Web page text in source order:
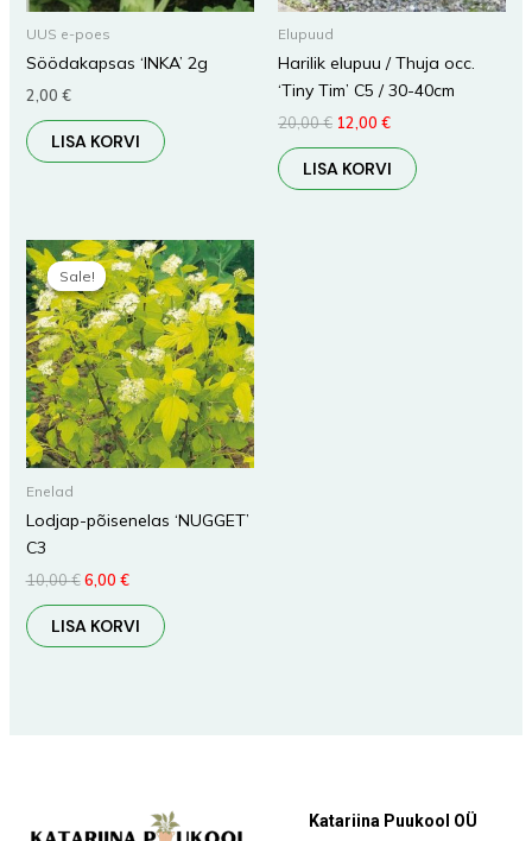
UUS e-poes
Söödakapsas ‘INKA’ 2g
2,00 €
LISA KORVI
Elupuud
Harilik elupuu / Thuja occ.
‘Tiny Tim’ C5 / 30-40cm
20,00€ 12,00 €
LISA KORVI
Sale!
Sale!
Enelad
Lodjap-põisenelas ‘NUGGET’
C3
10,00€
Algne
hind
oli:
10,00 €.
6,00 €
Praegune
hind
on:
6,00 €.
LISA KORVI
Katariina Puukool OÜ